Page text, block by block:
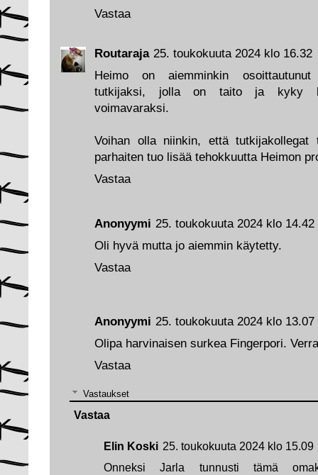
Anonyymi 25. toukokuuta 2024 klo 13.07
Olipa harvinaisen surkea Fingerpori.
Vastaa
Vastaukset
Elin Koski 25. toukokuuta 2024 klo 15.09
Onneksi Jarla tunnusti tämä
Vastaa
Anonyymi 25. toukokuuta 2024 klo 14.42
Oli hyvä mutta jo aiemmin käytetty.
Vastaa
Routaraja 25. toukokuuta 2024 klo 16.32
Heimo on aiemminkin osoittautunut
tutkijaksi, jolla on taito ja kyky
voimavaraksi.
Voihan olla niinkin, että tutkijakollegat
parhaiten tuo lisää tehokkuutta Heimon
Vastaa
Vastaa